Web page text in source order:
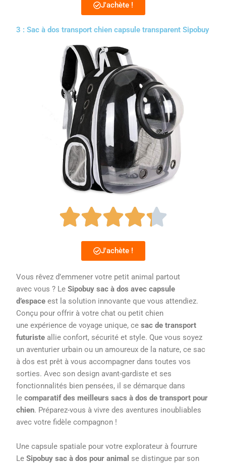
J'achète !
3 : Sac à dos transport chien capsule transparent Sipobuy
J'achète !
Vous rêvez d’emmener votre petit animal partout
avec vous ? LeSipobuy sac à dos avec capsule
d’espace est la solution innovante que vous attendiez.
Conçu pour offrir à votre chat ou petit chien
une expérience de voyage unique, cesac de transport
futuriste allie confort, sécurité et style. Que vous soyez
un aventurier urbain ou un amoureux de la nature, ce sac
à dos est prêt à vous accompagner dans toutes vos
sorties. Avec son design avant-gardiste et ses
fonctionnalités bien pensées, il se démarque dans
lecomparatif des meilleurs sacs à dos de transport pour
chien. Préparez-vous à vivre des aventures inoubliables
avec votre fidèle compagnon !
Une capsule spatiale pour votre explorateur à fourrure
LeSipobuy sac à dos pour animal se distingue par son